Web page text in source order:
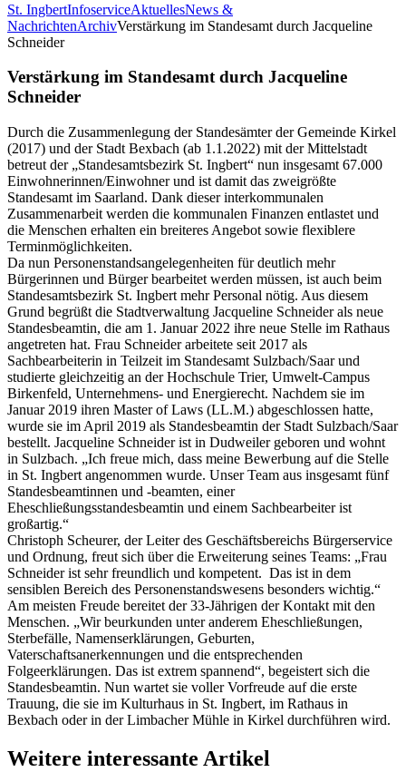
St. IngbertInfoserviceAktuellesNews &
NachrichtenArchivVerstärkung im Standesamt durch Jacqueline
Schneider
Verstärkung im Standesamt durch Jacqueline
Schneider
Durch die Zusammenlegung der Standesämter der Gemeinde Kirkel
(2017) und der Stadt Bexbach (ab 1.1.2022) mit der Mittelstadt
betreut der „Standesamtsbezirk St. Ingbert“ nun insgesamt 67.000
Einwohnerinnen/Einwohner und ist damit das zweigrößte
Standesamt im Saarland. Dank dieser interkommunalen
Zusammenarbeit werden die kommunalen Finanzen entlastet und
die Menschen erhalten ein breiteres Angebot sowie flexiblere
Terminmöglichkeiten.
Da nun Personenstandsangelegenheiten für deutlich mehr
Bürgerinnen und Bürger bearbeitet werden müssen, ist auch beim
Standesamtsbezirk St. Ingbert mehr Personal nötig. Aus diesem
Grund begrüßt die Stadtverwaltung Jacqueline Schneider als neue
Standesbeamtin, die am 1. Januar 2022 ihre neue Stelle im Rathaus
angetreten hat. Frau Schneider arbeitete seit 2017 als
Sachbearbeiterin in Teilzeit im Standesamt Sulzbach/Saar und
studierte gleichzeitig an der Hochschule Trier, Umwelt-Campus
Birkenfeld, Unternehmens- und Energierecht. Nachdem sie im
Januar 2019 ihren Master of Laws (LL.M.) abgeschlossen hatte,
wurde sie im April 2019 als Standesbeamtin der Stadt Sulzbach/Saar
bestellt. Jacqueline Schneider ist in Dudweiler geboren und wohnt
in Sulzbach. „Ich freue mich, dass meine Bewerbung auf die Stelle
in St. Ingbert angenommen wurde. Unser Team aus insgesamt fünf
Standesbeamtinnen und -beamten, einer
Eheschließungsstandesbeamtin und einem Sachbearbeiter ist
großartig.“
Christoph Scheurer, der Leiter des Geschäftsbereichs Bürgerservice
und Ordnung, freut sich über die Erweiterung seines Teams: „Frau
Schneider ist sehr freundlich und kompetent. Das ist in dem
sensiblen Bereich des Personenstandswesens besonders wichtig.“
Am meisten Freude bereitet der 33-Jährigen der Kontakt mit den
Menschen. „Wir beurkunden unter anderem Eheschließungen,
Sterbefälle, Namenserklärungen, Geburten,
Vaterschaftsanerkennungen und die entsprechenden
Folgeerklärungen. Das ist extrem spannend“, begeistert sich die
Standesbeamtin. Nun wartet sie voller Vorfreude auf die erste
Trauung, die sie im Kulturhaus in St. Ingbert, im Rathaus in
Bexbach oder in der Limbacher Mühle in Kirkel durchführen wird.
Weitere interessante Artikel